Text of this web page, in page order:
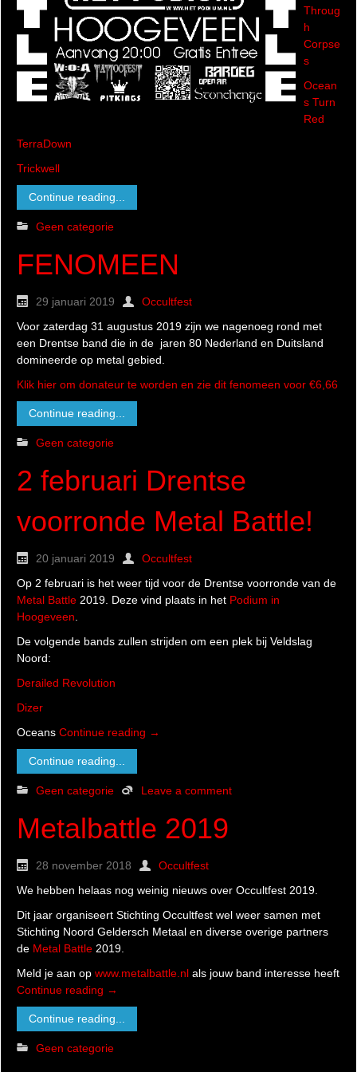
Throug
h
Corpse
s
Ocean
s Turn
Red
TerraDown
Trickwell
Continue reading...
Geen categorie
FENOMEEN
29 januari 2019
Occultfest
Voor zaterdag 31 augustus 2019 zijn we nagenoeg rond met
een Drentse band die in de jaren 80 Nederland en Duitsland
domineerde op metal gebied.
Klik hier om donateur te worden en zie dit fenomeen voor €6,66
Continue reading...
Geen categorie
2 februari Drentse
voorronde Metal Battle!
20 januari 2019
Occultfest
Op 2 februari is het weer tijd voor de Drentse voorronde van de
Metal Battle 2019. Deze vind plaats in het Podium in
Hoogeveen
De volgende bands zullen strijden om een plek bij Veldslag
Noord:
Derailed Revolution
Dizer
Oceans Continue reading →
Continue reading...
Geen categorie Leave a comment
Metalbattle 2019
28 november 2018
Occultfest
We hebben helaas nog weinig nieuws over Occultfest 2019.
Dit jaar organiseert Stichting Occultfest wel weer samen met
Stichting Noord Geldersch Metaal en diverse overige partners
de Metal Battle 2019.
Meld je aan op www.metalbattle.nl als jouw band interesse heeft
Continue reading →
Continue reading...
Geen categorie